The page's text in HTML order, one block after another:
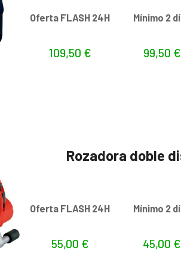
Oferta FLASH 24H
109,50 €
Mínimo 2
99,50 €
Rozadora doble
Oferta FLASH 24H
55,00 €
Mínimo 2
45,00 €